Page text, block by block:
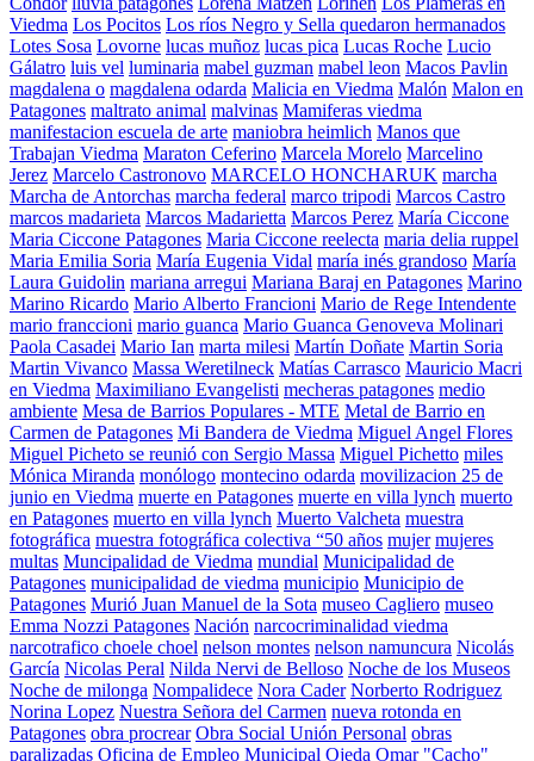
Viedma Los Pocitos Los ríos Negro y Sella quedaron hermanados
Lotes Sosa Lovorne lucas muñoz lucas pica Lucas Roche Lucio
Gálatro luis vel luminaria mabel guzman mabel leon Macos Pavlin
magdalena o magdalena odarda Malicia en Viedma Malón Malon en
Patagones maltrato animal malvinas Mamiferas viedma
manifestacion escuela de arte maniobra heimlich Manos que
Trabajan Viedma Maraton Ceferino Marcela Morelo Marcelino
Jerez Marcelo Castronovo MARCELO HONCHARUK marcha
Marcha de Antorchas marcha federal marco tripodi Marcos Castro
marcos madarieta Marcos Madarietta Marcos Perez María Ciccone
Maria Ciccone Patagones Maria Ciccone reelecta maria delia ruppel
Maria Emilia Soria María Eugenia Vidal maría inés grandoso María
Laura Guidolin mariana arregui Mariana Baraj en Patagones Marino
Marino Ricardo Mario Alberto Francioni Mario de Rege Intendente
mario franccioni mario guanca Mario Guanca Genoveva Molinari
Paola Casadei Mario Ian marta milesi Martín Doñate Martin Soria
Martin Vivanco Massa Weretilneck Matías Carrasco Mauricio Macri
en Viedma Maximiliano Evangelisti mecheras patagones medio
ambiente Mesa de Barrios Populares - MTE Metal de Barrio en
Carmen de Patagones Mi Bandera de Viedma Miguel Angel Flores
Miguel Picheto se reunió con Sergio Massa Miguel Pichetto miles
Mónica Miranda monólogo montecino odarda movilizacion 25 de
junio en Viedma muerte en Patagones muerte en villa lynch muerto
en Patagones muerto en villa lynch Muerto Valcheta muestra
fotográfica muestra fotográfica colectiva “50 años mujer mujeres
multas Muncipalidad de Viedma mundial Municipalidad de
Patagones municipalidad de viedma municipio Municipio de
Patagones Murió Juan Manuel de la Sota museo Cagliero museo
Emma Nozzi Patagones Nación narcocriminalidad viedma
narcotrafico choele choel nelson montes nelson namuncura Nicolás
García Nicolas Peral Nilda Nervi de Belloso Noche de los Museos
Noche de milonga Nompalidece Nora Cader Norberto Rodriguez
Norina Lopez Nuestra Señora del Carmen nueva rotonda en
Patagones obra procrear Obra Social Unión Personal obras
paralizadas Oficina de Empleo Municipal Ojeda Omar "Cacho"